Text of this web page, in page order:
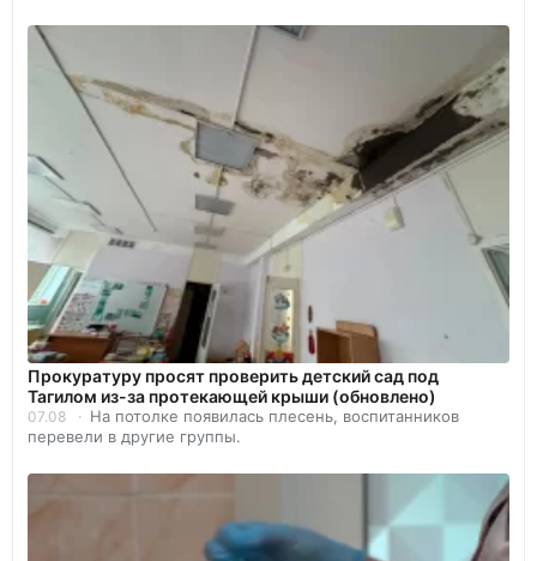
Прокуратуру просят проверить детский сад под
Тагилом из-за протекающей крыши (обновлено)
07.08
На потолке появилась плесень, воспитанников
перевели в другие группы.